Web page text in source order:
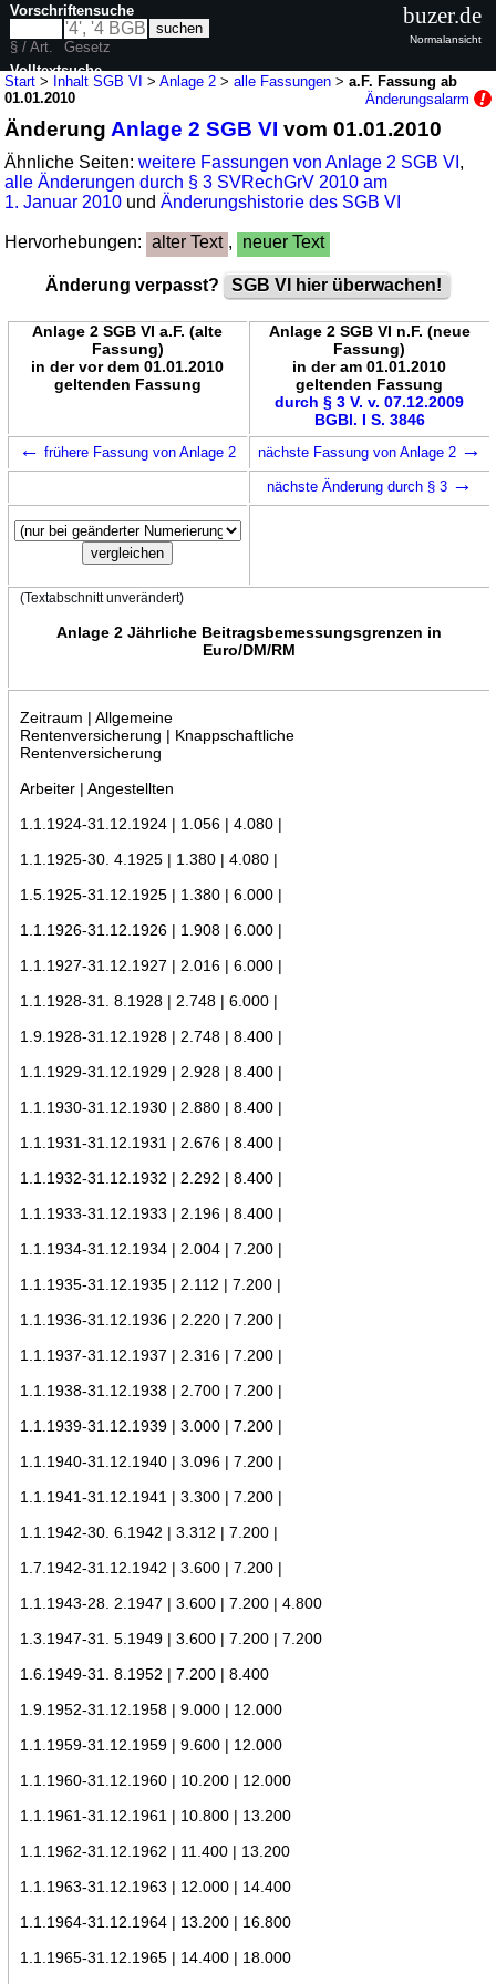
Start > Inhalt SGB VI >Anlage 2 >alle Fassungen >a.F. Fassung ab
01.01.2010
Änderungsalarm
Änderung Anlage 2 SGB VI vom 01.01.2010
Ähnliche Seiten:weitere Fassungen von Anlage 2 SGB VI ,
alle Änderungen durch § 3 SVRechGrV 2010 am
1. Januar 2010 undÄnderungshistorie des SGB VI
Hervorhebungen: alter Text , neuer Text
Änderung verpasst? SGB VI hier überwachen!
Anlage 2 SGB VI a.F. (alte
Fassung)
in der vor dem 01.01.2010
geltenden Fassung
Anlage 2 SGB VI n.F. (neue
Fassung)
in der am 01.01.2010
geltenden Fassung
durch § 3 V. v. 07.12.2009
BGBl. I S. 3846
← frühere Fassung von Anlage 2 nächste Fassung von Anlage 2 →
nächste Änderung durch § 3 →
(Textabschnitt unverändert)
Anlage 2 Jährliche Beitragsbemessungsgrenzen in
Euro/DM/RM
Zeitraum | Allgemeine
Rentenversicherung | Knappschaftliche
Rentenversicherung
Arbeiter | Angestellten
1.1.1924-31.12.1924 | 1.056 | 4.080 |
1.1.1925-30. 4.1925 | 1.380 | 4.080 |
1.5.1925-31.12.1925 | 1.380 | 6.000 |
1.1.1926-31.12.1926 | 1.908 | 6.000 |
1.1.1927-31.12.1927 | 2.016 | 6.000 |
1.1.1928-31. 8.1928 | 2.748 | 6.000 |
1.9.1928-31.12.1928 | 2.748 | 8.400 |
1.1.1929-31.12.1929 | 2.928 | 8.400 |
1.1.1930-31.12.1930 | 2.880 | 8.400 |
1.1.1931-31.12.1931 | 2.676 | 8.400 |
1.1.1932-31.12.1932 | 2.292 | 8.400 |
1.1.1933-31.12.1933 | 2.196 | 8.400 |
1.1.1934-31.12.1934 | 2.004 | 7.200 |
1.1.1935-31.12.1935 | 2.112 | 7.200 |
1.1.1936-31.12.1936 | 2.220 | 7.200 |
1.1.1937-31.12.1937 | 2.316 | 7.200 |
1.1.1938-31.12.1938 | 2.700 | 7.200 |
1.1.1939-31.12.1939 | 3.000 | 7.200 |
1.1.1940-31.12.1940 | 3.096 | 7.200 |
1.1.1941-31.12.1941 | 3.300 | 7.200 |
1.1.1942-30. 6.1942 | 3.312 | 7.200 |
1.7.1942-31.12.1942 | 3.600 | 7.200 |
1.1.1943-28. 2.1947 | 3.600 | 7.200 | 4.800
1.3.1947-31. 5.1949 | 3.600 | 7.200 | 7.200
1.6.1949-31. 8.1952 | 7.200 | 8.400
1.9.1952-31.12.1958 | 9.000 | 12.000
1.1.1959-31.12.1959 | 9.600 | 12.000
1.1.1960-31.12.1960 | 10.200 | 12.000
1.1.1961-31.12.1961 | 10.800 | 13.200
1.1.1962-31.12.1962 | 11.400 | 13.200
1.1.1963-31.12.1963 | 12.000 | 14.400
1.1.1964-31.12.1964 | 13.200 | 16.800
1.1.1965-31.12.1965 | 14.400 | 18.000
Vorschriftensuche
§ / Art.
Gesetz
Volltextsuche
buzer.de
Normalansicht